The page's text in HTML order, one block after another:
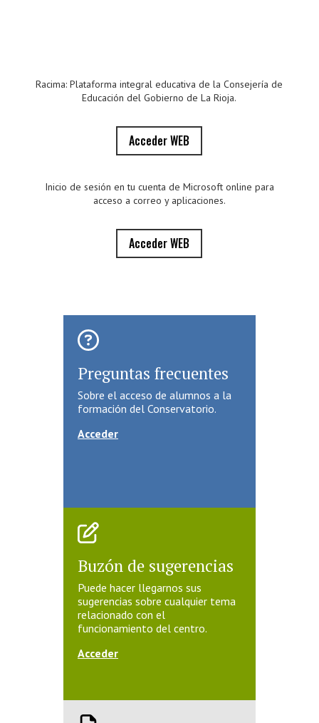
Racima: Plataforma integral educativa de la Consejería de
Educación del Gobierno de La Rioja.
Acceder WEB
Inicio de sesión en tu cuenta de Microsoft online para
acceso a correo y aplicaciones.
Acceder WEB
Preguntas frecuentes
Sobre el acceso de alumnos a la
formación del Conservatorio.
Acceder
Buzón de sugerencias
Puede hacer llegarnos sus
sugerencias sobre cualquier tema
relacionado con el
funcionamiento del centro.
Acceder